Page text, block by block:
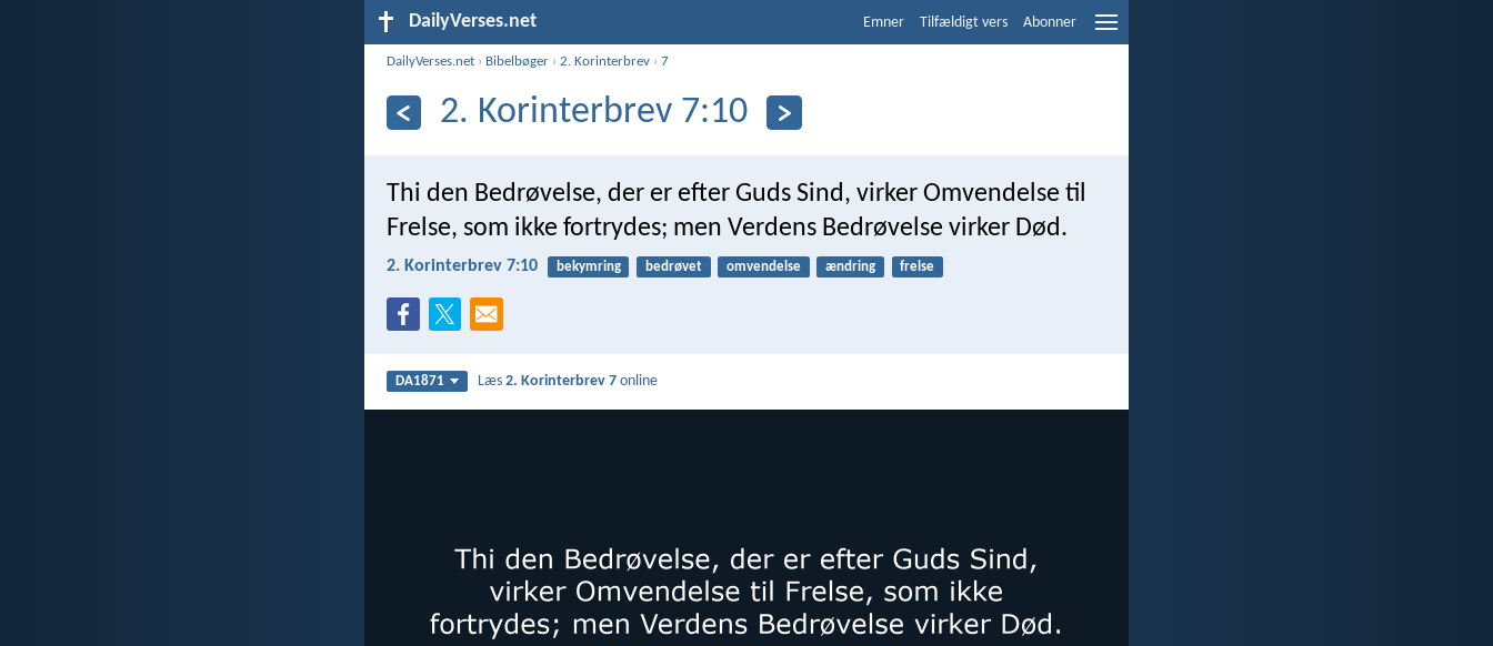
DailyVerses.net Emner Tilfældigt vers Abonner
DailyVerses.net › Bibelbøger ›2. Korinterbrev ›7
2. Korinterbrev 7:10
Thi den Bedrøvelse, der er efter Guds Sind, virker Omvendelse til
Frelse, som ikke fortrydes; men Verdens Bedrøvelse virker Død.
2. Korinterbrev 7:10 bekymring bedrøvet omvendelse ændring frelse
DA1871 Læs2. Korinterbrev 7 online